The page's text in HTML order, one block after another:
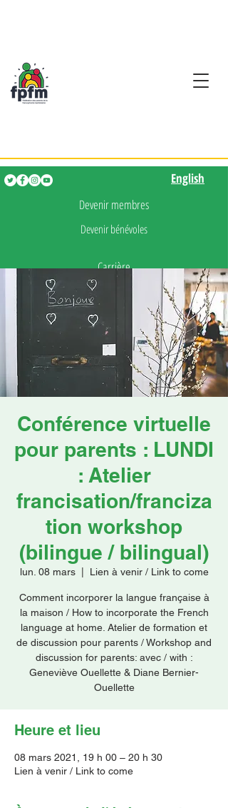
Devenir membres
Devenir bénévoles
Carrière
Faire un don
English
Conférence virtuelle
pour parents : LUNDI
: Atelier
francisation/franciza
tion workshop
(bilingue / bilingual)
lun. 08 mars
  |
Lien à venir / Link to come
Comment incorporer la langue française à
la maison / How to incorporate the French
language at home. Atelier de formation et
de discussion pour parents / Workshop and
discussion for parents: avec / with :
Geneviève Ouellette & Diane Bernier-
Ouellette
Heure et lieu
08 mars 2021, 19 h 00 – 20 h 30
Lien à venir / Link to come